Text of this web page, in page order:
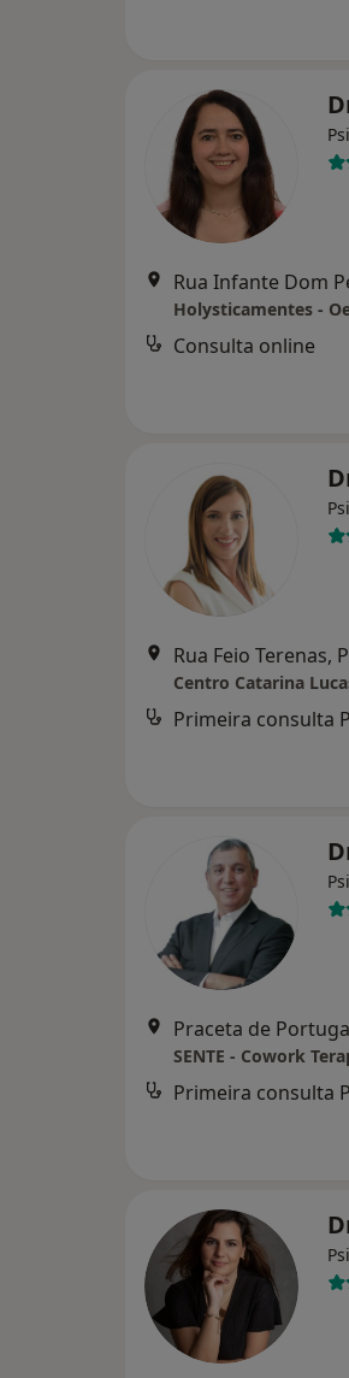
Rua Infante Dom
Holysticamentes -
Consulta online
Rua Feio Terenas,
Centro Catarina
Primeira consulta
Praceta de
SENTE - Cowork
Primeira consulta